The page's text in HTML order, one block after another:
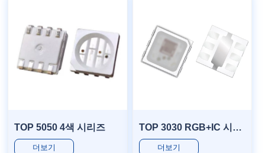
TOP 5050 4색 시리즈
더보기
TOP 3030 RGB+IC 시리즈
더보기